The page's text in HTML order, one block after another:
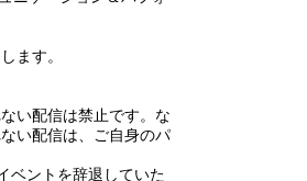
ます。
い配信は禁止です。な
い配信は、ご自身のパ
ベントを辞退していた